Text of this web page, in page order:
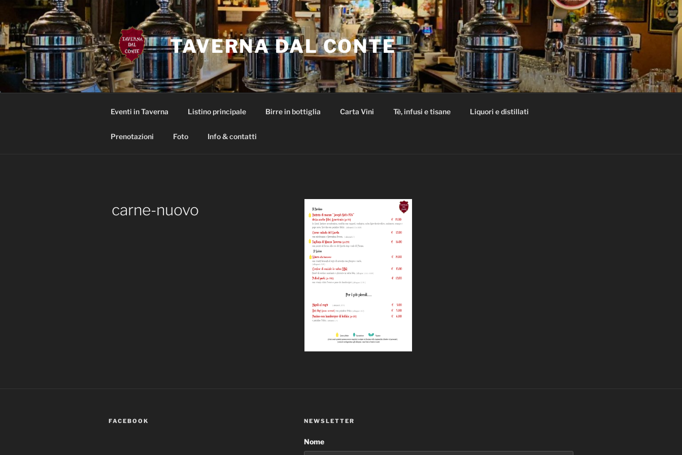
contenuto
TAVERNA DAL CONTE
Eventi in Taverna Listino principale Birre in bottiglia Carta Vini Tè, infusi e tisane Liquori e distillati
Prenotazioni Foto Info & contatti
carne-nuovo
FACEBOOK NEWSLETTER
Nome